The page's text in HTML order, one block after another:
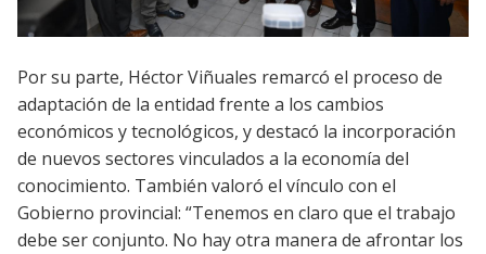
Por su parte, Héctor Viñuales remarcó el proceso de
adaptación de la entidad frente a los cambios
económicos y tecnológicos, y destacó la incorporación
de nuevos sectores vinculados a la economía del
conocimiento. También valoró el vínculo con el
Gobierno provincial: “Tenemos en claro que el trabajo
debe ser conjunto. No hay otra manera de afrontar los